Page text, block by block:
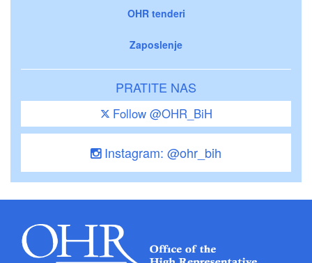
OHR tenderi
Zaposlenje
PRATITE NAS
Follow @OHR_BiH
Instagram: @ohr_bih